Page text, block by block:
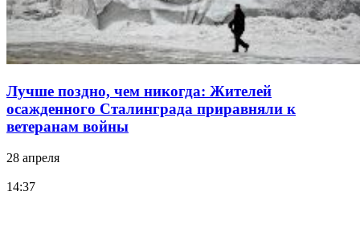
Лучше поздно, чем никогда: Жителей
осажденного Сталинграда приравняли к
ветеранам войны
28 апреля
14:37